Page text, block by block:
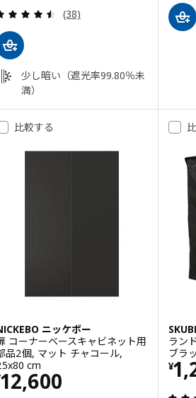
レビュー: 4.5 から 5 星です
(38)
少し暗い（遮光率99.80％未
満）
比較する
ニッケボー
コーナーベースキャビネット用
品2個, マット チャコール,
cm
12,600
格 ¥ 12600
ラン
ブラ
¥
価